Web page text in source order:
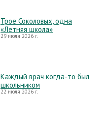
Трое Соколовых, одна
«Летняя школа»
29 июля 2026 г.
Каждый врач когда-то был
школьником
22 июля 2026 г.